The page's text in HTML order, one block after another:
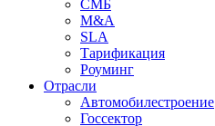
СМБ
M&A
SLA
Тарификация
Роуминг
Отрасли
Автомобилестроение
Госсектор